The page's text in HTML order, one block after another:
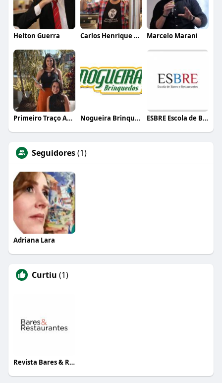
Helton Guerra Carlos Henrique de Faria Vasconcelos Marcelo Marani
Primeiro Traço Arquitetura Nogueira Brinquedos ESBRE Escola de Bares e Restaurantes
Seguidores(1)
Adriana Lara
Curtiu (1)
Revista Bares & Restaurantes